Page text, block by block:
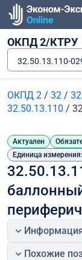
ОКПД 2/КТРУ
32.50.13.110-
ОКПД 2 / 32 /
32.50.13.110 /
Актуален
Единица
Похожие